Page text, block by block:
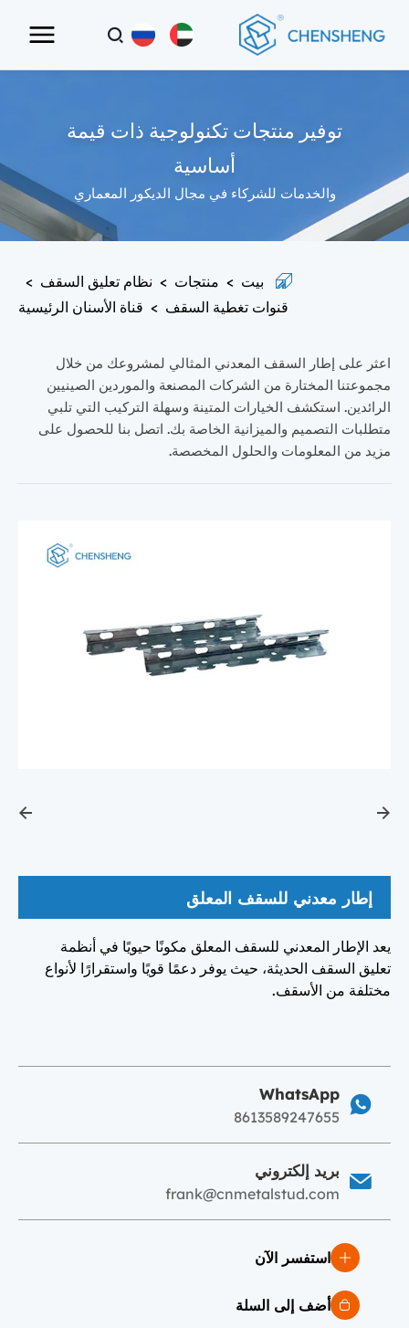
توفير منتجات تكنولوجية ذات قيمة
أساسية
والخدمات للشركاء في مجال الديكور المعماري
بيت > منتجات > نظام تعليق السقف >
قنوات تغطية السقف > قناة الأسنان الرئيسية
اعثر على إطار السقف المعدني المثالي لمشروعك من خلال
مجموعتنا المختارة من الشركات المصنعة والموردين الصينيين
الرائدين. استكشف الخيارات المتينة وسهلة التركيب التي تلبي
متطلبات التصميم والميزانية الخاصة بك. اتصل بنا للحصول على
مزيد من المعلومات والحلول المخصصة.
إطار معدني للسقف المعلق
يعد الإطار المعدني للسقف المعلق مكونًا حيويًا في أنظمة
تعليق السقف الحديثة، حيث يوفر دعمًا قويًا واستقرارًا لأنواع
مختلفة من الأسقف.
WhatsApp
8613589247655
بريد إلكتروني
frank@cnmetalstud.com
استفسر الآن
أضف إلى السلة